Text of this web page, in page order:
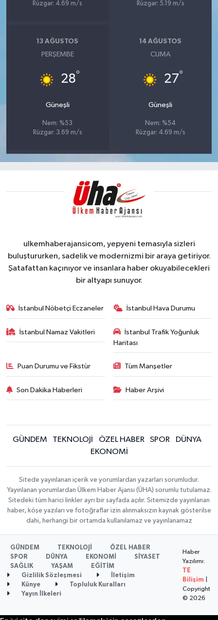
Rüzgar: 4.69 m/s
Rüzgar: 5.19 m/s
13 AĞUSTOS
PERŞEMBE
28°
Güneşli
Nem: %53
Rüzgar: 3.69 m/s
14 AĞUSTOS
CUMA
27°
Güneşli
Nem: %54
Rüzgar: 4.69 m/s
ulkemhaberajansicom, yepyeni temasıyla sizleri
buluştururken, sadelik ve modernizmi bir araya getiriyor.
Şatafattan kaçınıyor ve insanlara haber okuyabilecekleri
bir altyapı sunuyor.
İstanbul Nöbetçi Eczaneler İstanbul Hava Durumu
İstanbul Namaz Vakitleri
İstanbul Trafik Yoğunluk
Haritası
Puan Durumu ve Fikstür Tüm Manşetler
Son Dakika Haberleri Haber Arşivi
GÜNDEM TEKNOLOJİ ÖZEL HABER SPOR
DÜNYA
EKONOMİ
Sitede yayınlanan içerik ve yorumlardan yazarları sorumludur.
Yayınlanan yorumlardan Ülkem Haber Ajansı (ÜHA) sorumlu tutulamaz.
Sitedeki tüm harici linkler ayrı bir sayfada açılır. Sitemizde yayınlanan
haber, köşe yazıları ve fotoğraflar izin alınmaksızın kaynak gösterilse
dahi, herhangi bir ortamda kullanılamaz ve yayınlanamaz
GÜNDEM TEKNOLOJİ
ÖZEL HABER
SPOR
DÜNYA EKONOMİ
SİYASET
SAĞLIK
YAŞAM
EĞİTİM
Gizlilik Sözleşmesi
İletişim
Künye
Topluluk Kuralları
Yayın İlkeleri
Haber
Yazılımı:
TE
Bilişim
Copyright
© 2026